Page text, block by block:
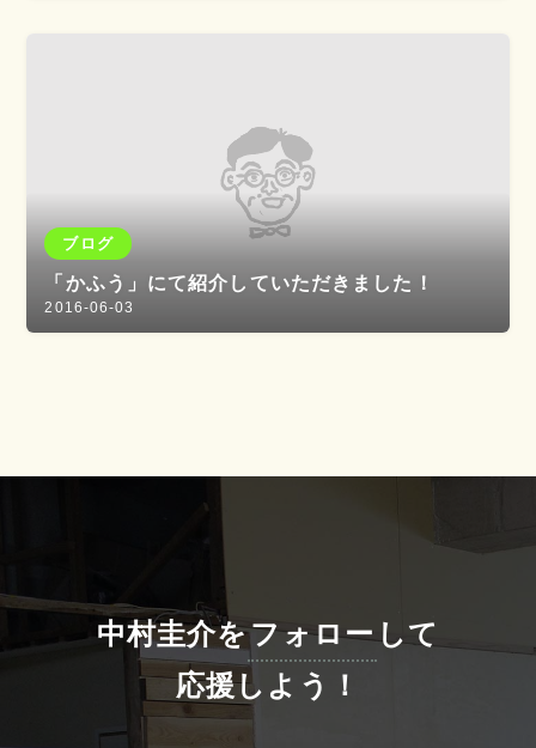
ブログ
「かふう」にて紹介していただきました！
2016-06-03
中村圭介をフォローして
応援しよう！